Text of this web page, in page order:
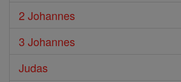
2 Johannes
3 Johannes
Judas